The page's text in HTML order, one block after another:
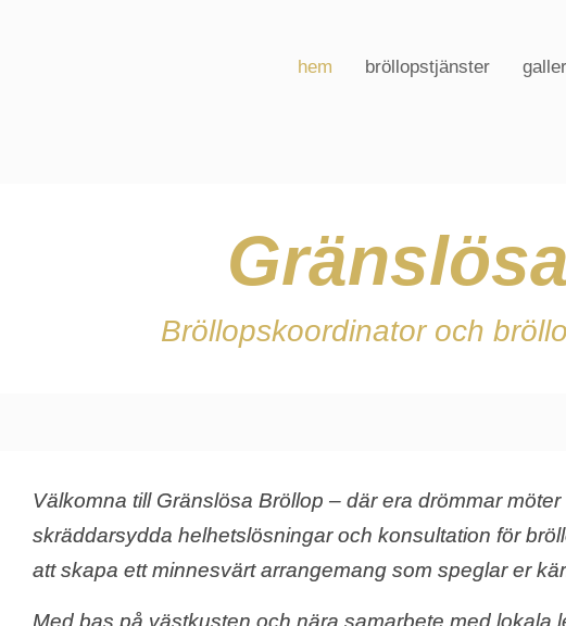
hem bröllopstjänster
Bröllopskoordinator och
Välkomna till Gränslösa Bröllop – där era drömmar
skräddarsydda helhetslösningar och konsultation för
att skapa ett minnesvärt arrangemang som speglar er
Med bas på västkusten och nära samarbete med lokala